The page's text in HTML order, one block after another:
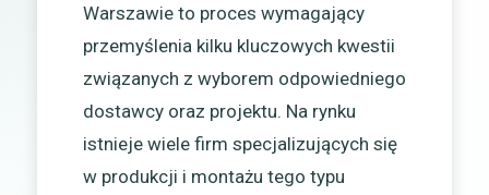
Warszawie to proces wymagający
przemyślenia kilku kluczowych kwestii
związanych z wyborem odpowiedniego
dostawcy oraz projektu. Na rynku
istnieje wiele firm specjalizujących się
w produkcji i montażu tego typu